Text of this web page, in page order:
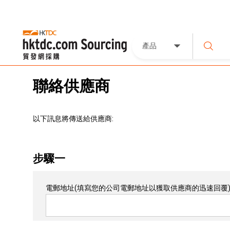
產品
聯絡供應商
以下訊息將傳送給供應商:
步驟一
電郵地址(填寫您的公司電郵地址以獲取供應商的迅速回覆)